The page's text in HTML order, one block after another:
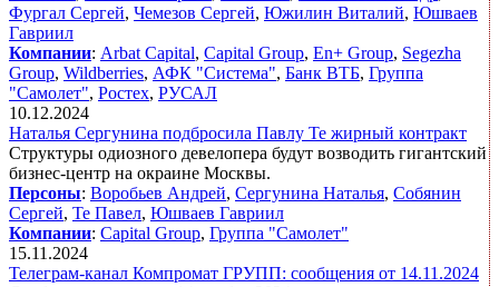
Фургал Сергей, Чемезов Сергей, Южилин Виталий, Юшваев
Гавриил
Компании: Arbat Capital, Capital Group, En+ Group, Segezha
Group, Wildberries, АФК "Система", Банк ВТБ, Группа
"Самолет", Ростех, РУСАЛ
10.12.2024
Наталья Сергунина подбросила Павлу Те жирный контракт
Структуры одиозного девелопера будут возводить гигантский
бизнес-центр на окраине Москвы.
Персоны: Воробьев Андрей, Сергунина Наталья, Собянин
Сергей, Те Павел, Юшваев Гавриил
Компании: Capital Group, Группа "Самолет"
15.11.2024
Телеграм-канал Компромат ГРУПП: сообщения от 14.11.2024